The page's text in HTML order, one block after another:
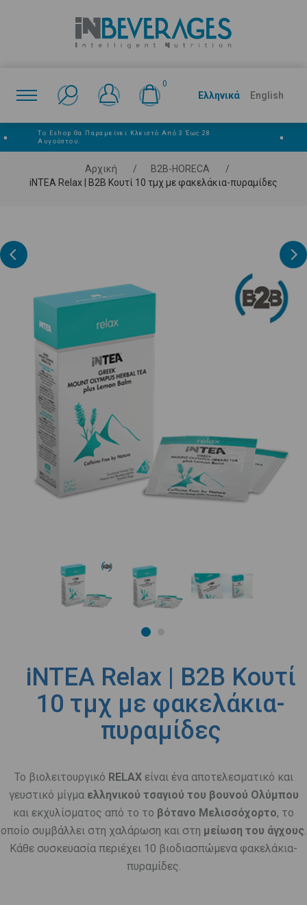
0
Ελληνικά English
■
Το Eshop Θα Παραμείνει Κλειστό Από 3 Έως 28
Αυγούστου.
■
Αρχική / Β2Β-HORECA
/
iNTEA Relax | B2B Κουτί 10 τμχ με φακελάκια-πυραμίδες
iNTEA Relax | B2B Κουτί
10 τμχ με φακελάκια-
πυραμίδες
Το βιολειτουργικό RELAXείναι ένα αποτελεσματικό και
γευστικό μίγμαελληνικού τσαγιού του βουνού Ολύμπου
και εκχυλίσματος από το το βότανο Μελισσόχορτο, το
οποίο συμβάλλει στη χαλάρωση και στη μείωση του άγχους
Κάθε συσκευασία περιέχει 10 βιοδιασπώμενα φακελάκια-
πυραμίδες.